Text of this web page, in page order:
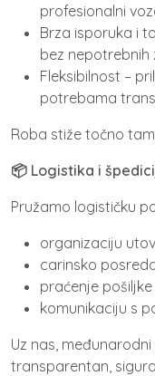
profesionalni
Brza isporuka i
bez nepotrebnih
Fleksibilnost –
potrebama
Roba stiže točno
📦 Logistika i
Pružamo logističku
organizaciju
carinsko
praćenje
komunikaciju s
Uz nas,
transparentan,